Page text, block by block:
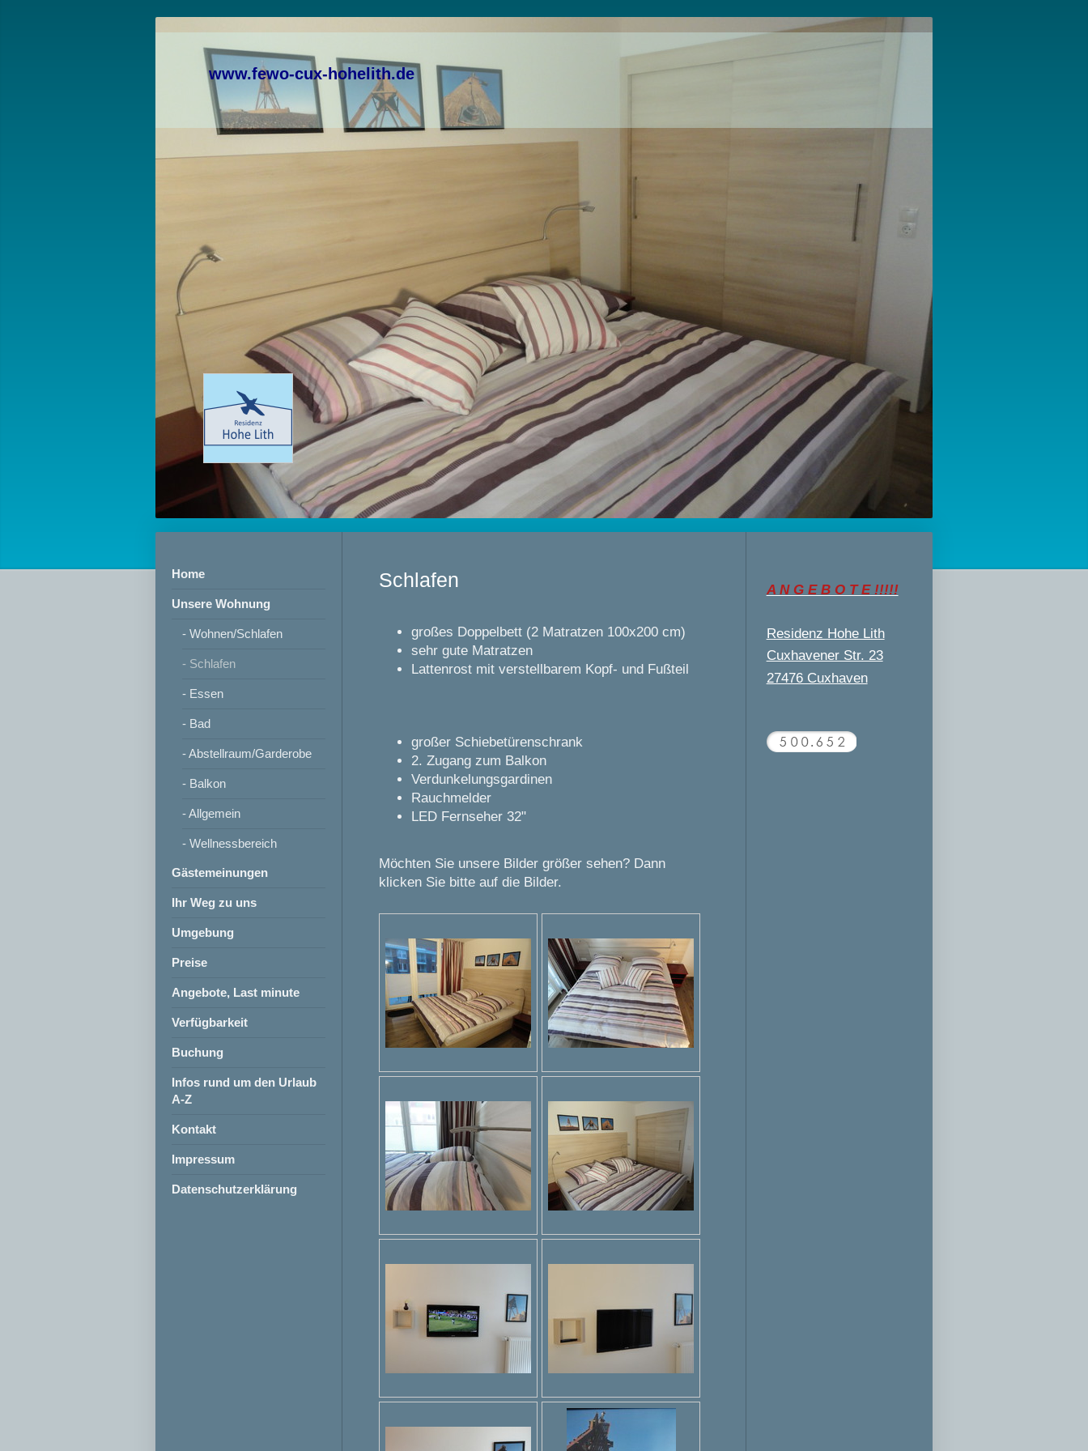
www.fewo-cux-hohelith.de
Home
Unsere Wohnung
- Wohnen/Schlafen
- Schlafen
- Essen
- Bad
- Abstellraum/Garderobe
- Balkon
- Allgemein
- Wellnessbereich
Gästemeinungen
Ihr Weg zu uns
Umgebung
Preise
Angebote, Last minute
Verfügbarkeit
Buchung
Infos rund um den Urlaub
A-Z
Kontakt
Impressum
Datenschutzerklärung
Schlafen
großes Doppelbett (2 Matratzen 100x200 cm)
sehr gute Matratzen
Lattenrost mit verstellbarem Kopf- und Fußteil
großer Schiebetürenschrank
2. Zugang zum Balkon
Verdunkelungsgardinen
Rauchmelder
LED Fernseher 32"
Möchten Sie unsere Bilder größer sehen? Dann
klicken Sie bitte auf die Bilder.
A N G E B O T E !!!!!
Residenz Hohe Lith
Cuxhavener Str. 23
27476 Cuxhaven